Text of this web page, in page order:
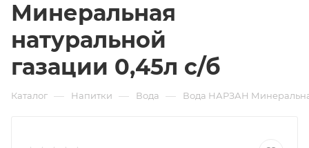
Минеральная
натуральной
газации 0,45л с/б
Каталог — Напитки — Вода — Вода НАРЗАН